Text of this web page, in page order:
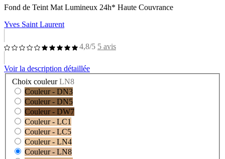
Fond de Teint Mat Lumineux 24h* Haute Couvrance
Yves Saint Laurent
4,8/5 5 avis
Voir la description détaillée
Choix couleurLN8
Couleur - DN3
Couleur - DN5
Couleur - DW7
Couleur - LC1
Couleur - LC5
Couleur - LN4
Couleur - LN8